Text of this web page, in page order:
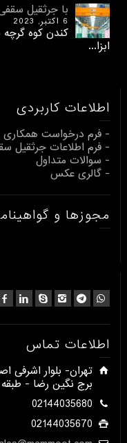
با جرثقیل
6 اکتبر, 2023
کندن کوه
ابزا...
اطلاعات کاربردی
- فرم درخواست همکاری
- فرم اطلاعات جرثقیل
- سوالات متداول
- گالری عکس
مجوزها و
اطلاعات تماس
برج نگین رضا - طبقه 15 جنوبی - واحد 1505​
02144035680
02144035670